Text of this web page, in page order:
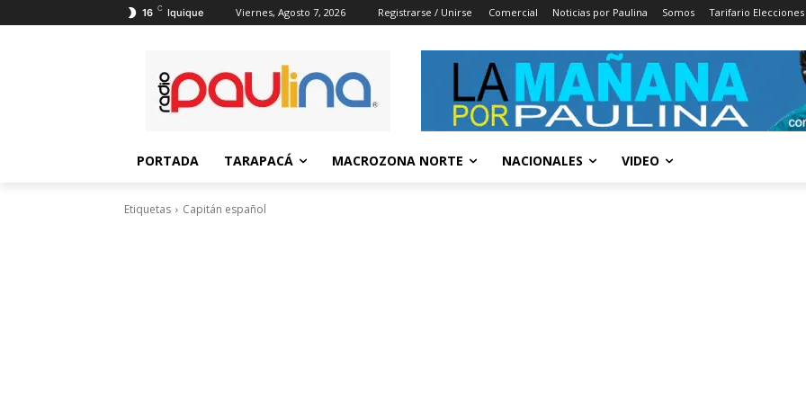
16 C Iquique Viernes, Agosto 7, 2026 Registrarse / Unirse Comercial Noticias por Paulina Somos Tarifario Elecciones
PORTADA TARAPACÁ MACROZONA NORTE NACIONALES VIDEO
Etiquetas Capitán español